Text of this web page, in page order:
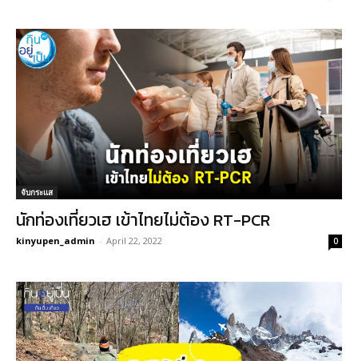
จับกระแส
นักท่องเที่ยวเฮ เข้าไทยไม่ต้อง RT-PCR
kinyupen_admin - April 22, 2022 0